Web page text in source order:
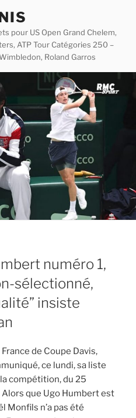
pour US Open Grand Chelem,
ATP Tour Catégories 250 –
Roland Garros
numéro 1,
sélectionné,
insiste
de Coupe Davis,
ce lundi, sa liste
compétition, du 25
que Ugo Humbert est
Monfils n’a pas été